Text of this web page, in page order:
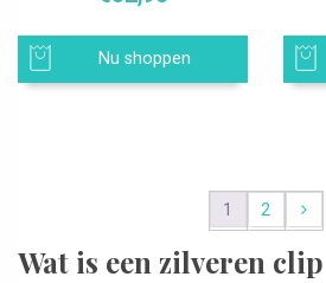
Nu shoppen
1 2
Wat is een zilveren